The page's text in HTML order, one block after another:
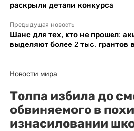
раскрыли детали конкурса
Предыдущая новость
Шанс для тех, кто не прошел:
выделяют более 2 тыс. грантов
Новости мира
Толпа избила до
обвиняемого в
изнасиловании